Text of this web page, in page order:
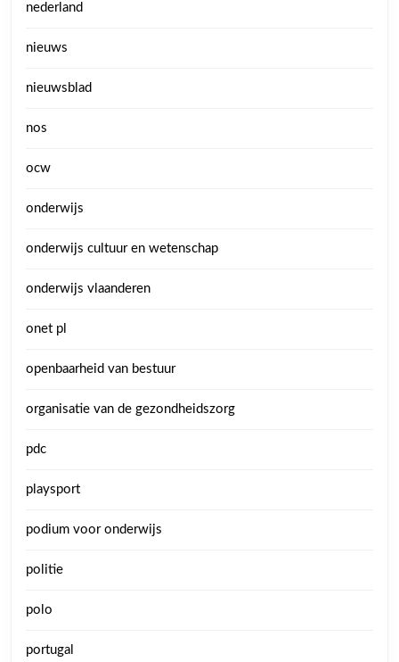
nederland
nieuws
nieuwsblad
nos
ocw
onderwijs
onderwijs cultuur en wetenschap
onderwijs vlaanderen
onet pl
openbaarheid van bestuur
organisatie van de gezondheidszorg
pdc
playsport
podium voor onderwijs
politie
polo
portugal